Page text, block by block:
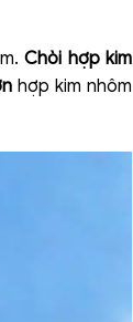
Chòi hợp kim
hợp kim nhôm